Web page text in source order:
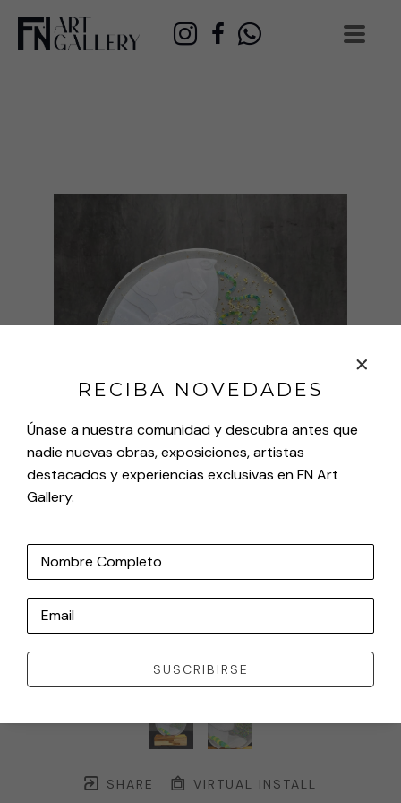
SHARE VIRTUAL INSTALL
RECIBA NOVEDADES
Únase a nuestra comunidad y descubra antes que
nadie nuevas obras, exposiciones, artistas
destacados y experiencias exclusivas en FN Art
Gallery.
Nombre Completo
Email
SUSCRIBIRSE